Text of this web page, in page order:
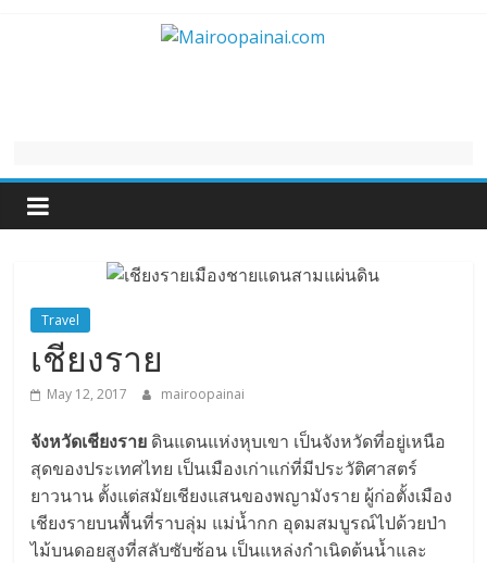
Travel
เชียงราย
May 12, 2017 mairoopainai
จังหวัดเชียงราย ดินแดนแห่งหุบเขา เป็นจังหวัดที่อยู่เหนือ
สุดของประเทศไทย เป็นเมืองเก่าแก่ที่มีประวัติศาสตร์
ยาวนาน ตั้งแต่สมัยเชียงแสนของพญามังราย ผู้ก่อตั้งเมือง
เชียงรายบนพื้นที่ราบลุ่ม แม่น้ำกก อุดมสมบูรณ์ไปด้วยป่า
ไม้บนดอยสูงที่สลับซับซ้อน เป็นแหล่งกำเนิดต้นน้ำและ